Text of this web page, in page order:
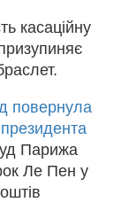
касаційну
повернула
Парижа
Ле Пен у